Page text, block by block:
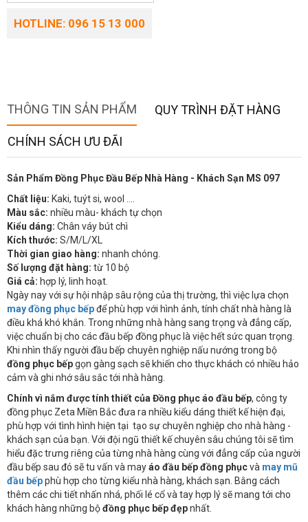
HOTLINE: 096 15 13 000
THÔNG TIN SẢN PHẨM QUY TRÌNH ĐẶT HÀNG
CHÍNH SÁCH ƯU ĐÃI
Sản Phẩm Đồng Phục Đầu Bếp Nhà Hàng - Khách Sạn MS 097
Chất liệu: Kaki, tuýt si, wool ….
Màu sắc: nhiều màu- khách tự chọn
Kiểu dáng: Chân váy bút chì
Kích thước: S/M/L/XL
Thời gian giao hàng: nhanh chóng.
Số lượng đặt hàng: từ 10 bộ
Giá cả: hợp lý, linh hoạt.
Ngày nay với sự hội nhập sâu rộng của thị trường, thì việc lựa chọn
may đồng phục bếpđể phù hợp với hình ảnh, tính chất nhà hàng là
điều khá khó khắn. Trong những nhà hàng sang trọng và đẳng cấp,
việc chuẩn bị cho các đầu bếp đồng phục là việc hết sức quan trọng.
Khi nhìn thấy người đầu bếp chuyên nghiệp nấu nướng trong bộ
đồng phục bếpgọn gàng sạch sẽ khiến cho thực khách có nhiều hảo
cảm và ghi nhớ sâu sắc tới nhà hàng.
Chính vì nắm đượctính thiết củaĐồng phục áo đầu bếp, công ty
đồng phục Zeta Miền Bắc đưa ra nhiều kiểu dáng thiết kế hiện đại,
phù hợp với tình hình hiện tại tạo sự chuyên nghiệp cho nhà hàng -
khách sạn của bạn. Với đội ngũ thiết kế chuyên sâu chúng tôi sẽ tìm
hiểu đặc trưng riêng của từng nhà hàng cùng với đẳng cấp của người
đầu bếp sau đó sẽ tu vấn và mayáo đầu bếp đồng phụcvà may mũ
đầu bếpphù hợp cho từng kiểu nhà hàng, khách sạn. Bằng cách
thêm các chi tiết nhấn nhá, phối lé cổ và tay hợp lý sẽ mang tới cho
khách hàng những bộđồng phục bếp đẹpnhất.